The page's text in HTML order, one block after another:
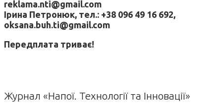
reklama.nti@gmail.com
Ірина Петронюк, тел.: +38 096 49 16 692,
oksana.buh.ti@gmail.com
Передплата триває!
Журнал «Напої. Технології та Інновації»